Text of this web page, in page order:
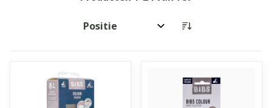
Sorteer op: